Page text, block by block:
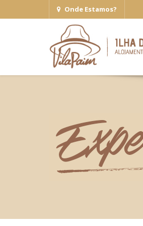
Onde Estamos?